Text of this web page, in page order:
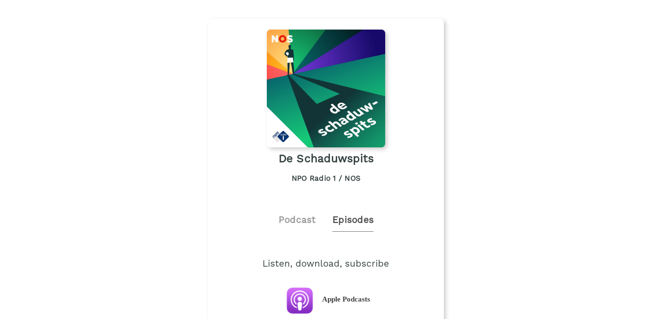
De Schaduwspits
NPO Radio 1 / NOS
Podcast Episodes
Listen, download, subscribe
Apple Podcasts